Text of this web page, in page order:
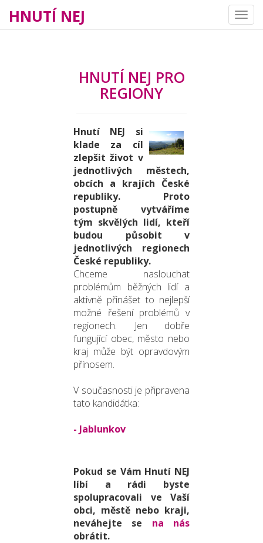
HNUTÍ NEJ
HNUTÍ NEJ PRO
REGIONY
Hnutí NEJ si
klade za cíl
zlepšit život v
jednotlivých městech,
obcích a krajích České
republiky. Proto
postupně vytváříme
tým skvělých lidí, kteří
budou působit v
jednotlivých regionech
České republiky.
Chceme naslouchat
problémům běžných lidí a
aktivně přinášet to nejlepší
možné řešení problémů v
regionech. Jen dobře
fungující obec, město nebo
kraj může být opravdovým
přínosem.
V současnosti je připravena
tato kandidátka:
- Jablunkov
Pokud se Vám Hnutí NEJ
líbí a rádi byste
spolupracovali ve Vaší
obci, městě nebo kraji,
neváhejte se na nás
obrátit.